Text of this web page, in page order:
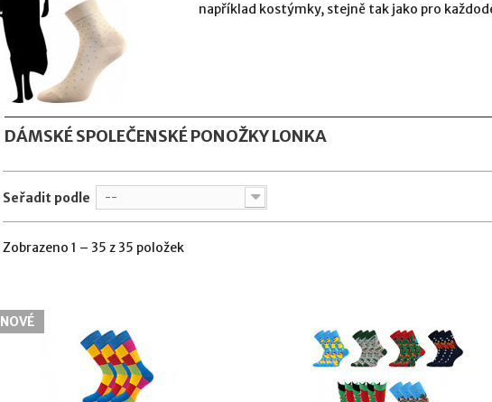
například kostýmky, stejně tak jako pro
DÁMSKÉ SPOLEČENSKÉ PONOŽKY LONKA
Seřadit podle --
Zobrazeno 1 – 35 z 35 položek
NOVÉ